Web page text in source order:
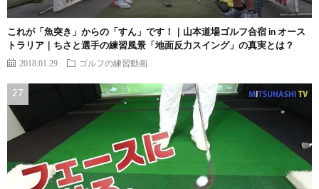
これが「魚突き」からの「すん」です！｜山本道場ゴルフ合宿 in オース
トラリア｜ちさと選手の練習風景「地面反力スイング」の真実とは？
2018.01.29 ゴルフの練習動画